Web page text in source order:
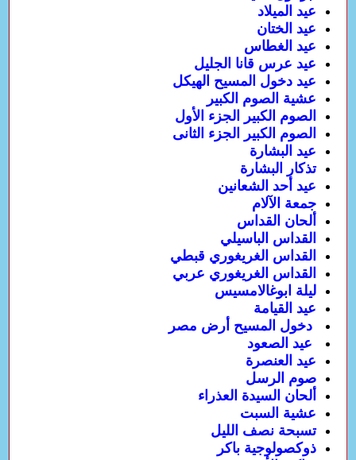
عيد الميلاد
عيد الختان
عيد الغطاس
عيد عرس قانا الجليل
عيد دخول المسيح الهيكل
عشية الصوم الكبير
الصوم الكبير الجزء الأول
الصوم الكبير الجزء الثانى
عيد البشارة
تذكار البشارة
عيد أحد الشعانين
جمعة الآلام
ألحان القداس
القداس الباسيلي
القداس الغريغوري قبطي
القداس الغريغوري عربي
ليلة ابوغالامسيس
عيد القيامة
دخول المسيح أرض مصر
عيد الصعود
عيد العنصرة
صوم الرسل
ألحان السيدة العذراء
عشية السبت
تسبحة نصف الليل
ذوكصولوجية باكر